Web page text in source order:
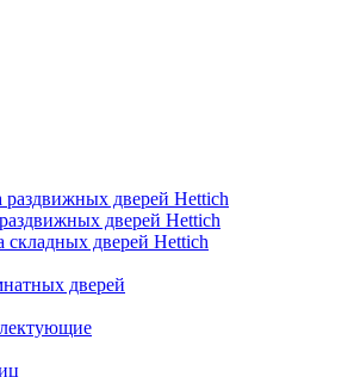
дверей Hettich
дверей Hettich
дверей Hettich
дверей